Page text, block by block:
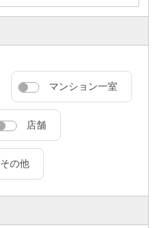
マンション一室
店舗
その他